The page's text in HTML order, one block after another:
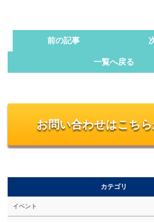
前の記事
一覧へ戻る
お問い合わせはこち
カテゴリ
イベント